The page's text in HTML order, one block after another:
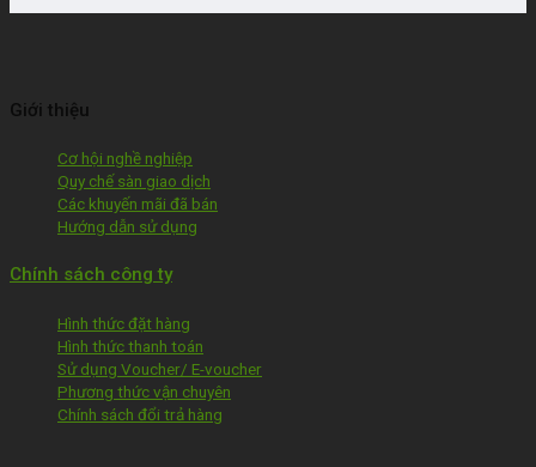
Giới thiệu
Cơ hội nghề nghiệp
Quy chế sàn giao dịch
Các khuyến mãi đã bán
Hướng dẫn sử dụng
Chính sách công ty
Hình thức đặt hàng
Hình thức thanh toán
Sử dụng Voucher/ E-voucher
Phương thức vận chuyên
Chính sách đổi trả hàng